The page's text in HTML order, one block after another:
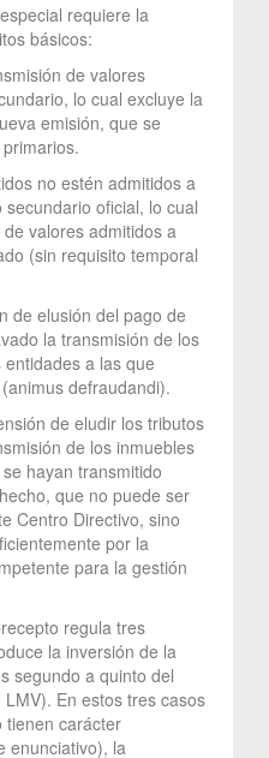
requiere la
básicos:
de valores
lo cual excluye la
emisión, que se
no estén admitidos a
oficial, lo cual
valores admitidos a
(sin requisito temporal
de elusión del pago de
la transmisión de los
a las que
defraudandi).
de eludir los tributos
de los inmuebles
hayan transmitido
que no puede ser
Centro Directivo, sino
por la
para la gestión
regula tres
la inversión de la
segundo a quinto del
En estos tres casos
tienen carácter
enunciativo), la